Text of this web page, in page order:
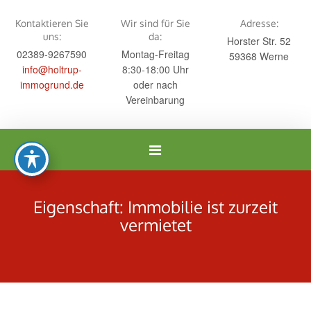
Kontaktieren Sie
uns:
02389-9267590
info@holtrup-
immogrund.de
Wir sind für Sie
da:
Montag-Freitag
8:30-18:00 Uhr
oder nach
Vereinbarung
Adresse:
Horster Str. 52
59368 Werne
Navigation
Eigenschaft: Immobilie ist zurzeit
vermietet